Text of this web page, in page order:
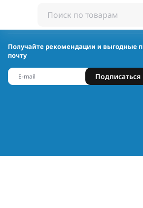
Получайте рекомендации и выгодные
почту
Подписаться